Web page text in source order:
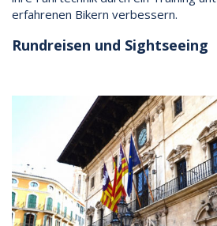
erfahrenen Bikern verbessern.
Rundreisen und Sightseeing